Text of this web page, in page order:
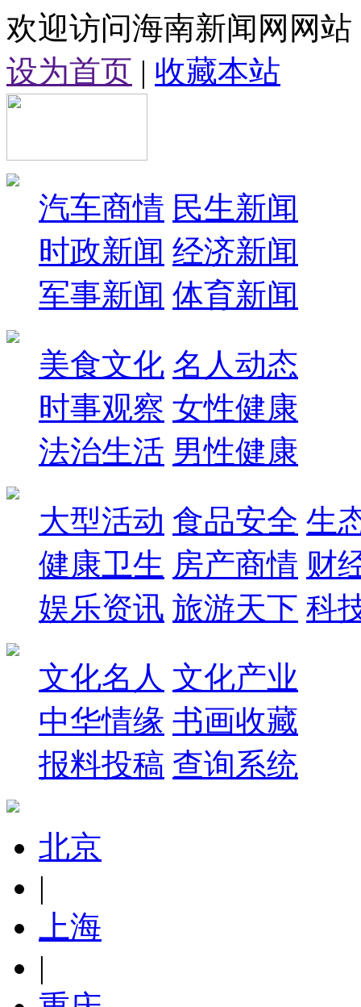
欢迎访问海南新闻网网站
设为首页 | 收藏本站
汽车商情 民生新闻
时政新闻 经济新闻
军事新闻 体育新闻
美食文化 名人动态
时事观察 女性健康
法治生活 男性健康
大型活动 食品安全 生
健康卫生 房产商情 财
娱乐资讯 旅游天下 科
文化名人 文化产业
中华情缘 书画收藏
报料投稿 查询系统
北京
|
上海
|